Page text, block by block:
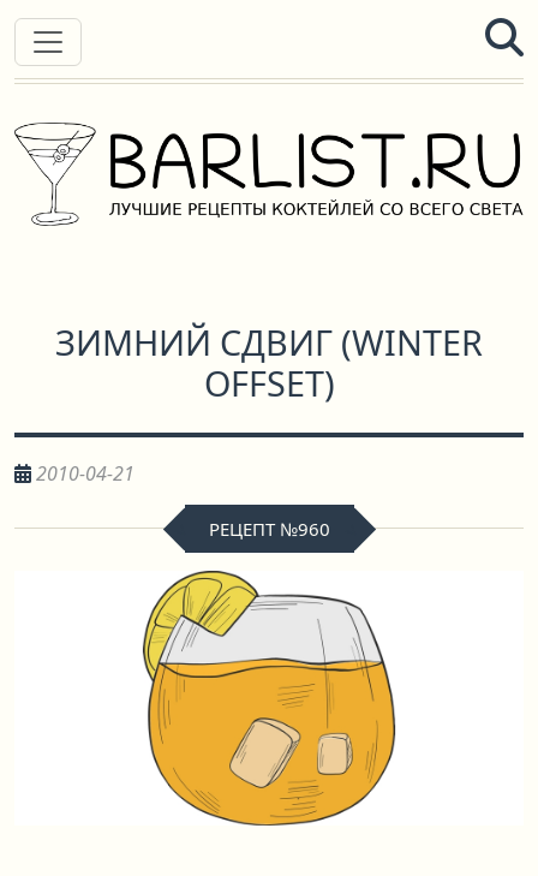
ЗИМНИЙ СДВИГ (WINTER
OFFSET)
2010-04-21
РЕЦЕПТ №960